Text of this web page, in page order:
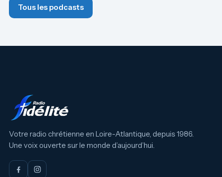
Tous les podcasts
Votre radio chrétienne en Loire-Atlantique, depuis 1986.
Une voix ouverte sur le monde d’aujourd’hui.